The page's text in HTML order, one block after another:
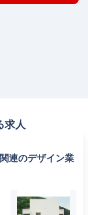
求人
連のデザイン業